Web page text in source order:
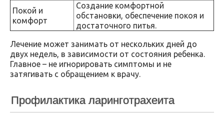
Покой и
комфорт
Создание комфортной
обстановки, обеспечение покоя и
достаточного питья.
Лечение может занимать от нескольких дней до
двух недель, в зависимости от состояния ребенка.
Главное – не игнорировать симптомы и не
затягивать с обращением к врачу.
Профилактика ларинготрахеита